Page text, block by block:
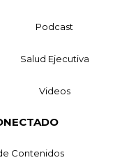
Podcast
Salud Ejecutiva
Videos
Contenidos